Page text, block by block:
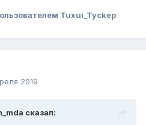
Tuxui_Tyckep
2019
сказал: